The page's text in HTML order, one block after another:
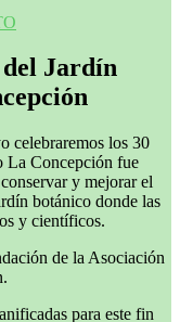
del Jardín
celebraremos los 30
La Concepción fue
y mejorar el
botánico donde las
y científicos.
de la Asociación
para este fin